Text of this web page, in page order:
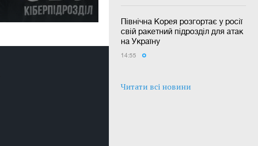
Північна Корея розгортає у росії
свій ракетний підрозділ для атак
на Україну
14:55
Читати всі новини